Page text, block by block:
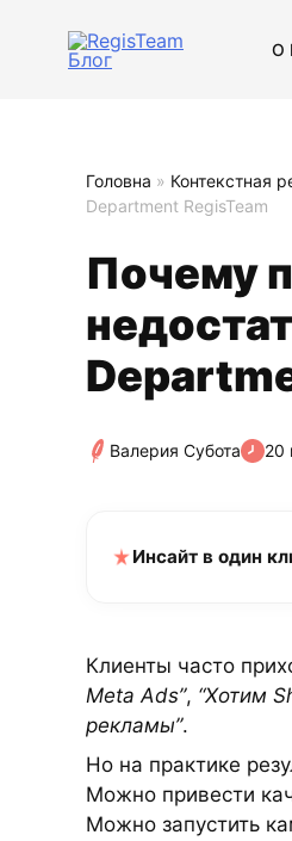
О
Головна » Контекстная
Department RegisTeam
Почему
Валерия Субота 20
Инсайт в один
Клиенты часто
Meta Ads”, “Хотим
рекламы”.
Но на практике
Можно привести
Можно запустить